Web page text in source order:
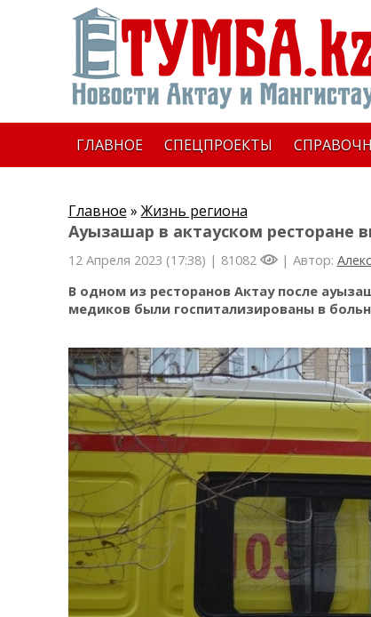
ГЛАВНОЕ СПЕЦПРОЕКТЫ
Главное » Жизнь региона
Ауызашар в актауском ресторане
12 Апреля 2023 (17:38) | 81082 | Автор:
В одном из ресторанов Актау после
медиков были госпитализированы в